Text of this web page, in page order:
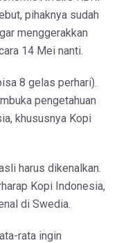
pihaknya sudah
menggerakkan
14 Mei nanti.
8 gelas perhari).
pengetahuan
khususnya Kopi
harus dikenalkan.
Kopi Indonesia,
di Swedia.
rata ingin